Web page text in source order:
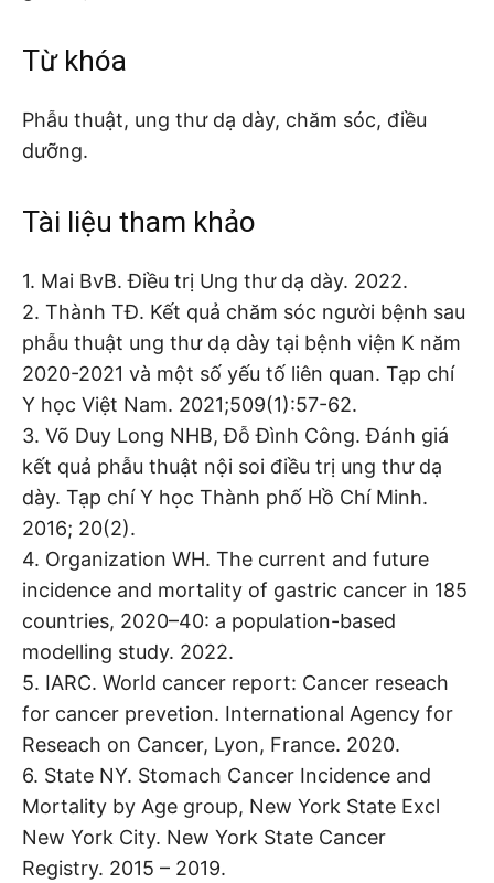
Từ khóa
Phẫu thuật, ung thư dạ dày, chăm sóc, điều
dưỡng.
Tài liệu tham khảo
1. Mai BvB. Điều trị Ung thư dạ dày. 2022.
2. Thành TĐ. Kết quả chăm sóc người bệnh sau
phẫu thuật ung thư dạ dày tại bệnh viện K năm
2020-2021 và một số yếu tố liên quan. Tạp chí
Y học Việt Nam. 2021;509(1):57-62.
3. Võ Duy Long NHB, Đỗ Đình Công. Đánh giá
kết quả phẫu thuật nội soi điều trị ung thư dạ
dày. Tạp chí Y học Thành phố Hồ Chí Minh.
2016; 20(2).
4. Organization WH. The current and future
incidence and mortality of gastric cancer in 185
countries, 2020–40: a population-based
modelling study. 2022.
5. IARC. World cancer report: Cancer reseach
for cancer prevetion. International Agency for
Reseach on Cancer, Lyon, France. 2020.
6. State NY. Stomach Cancer Incidence and
Mortality by Age group, New York State Excl
New York City. New York State Cancer
Registry. 2015 – 2019.